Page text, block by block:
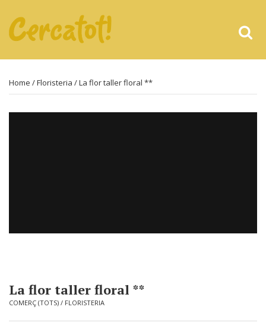
Home /Floristeria / La flor taller floral **
La flor taller floral **
COMERÇ (TOTS) / FLORISTERIA